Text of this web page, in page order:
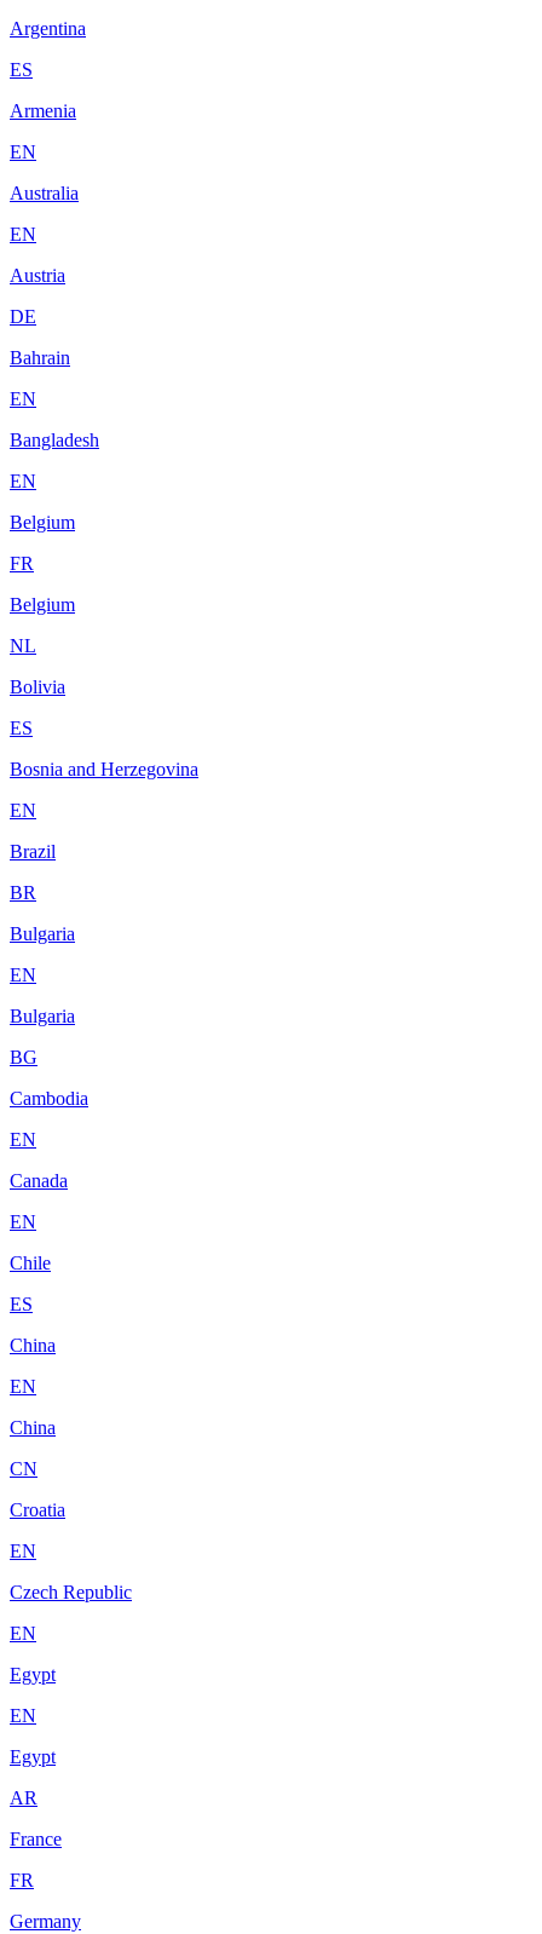
Argentina
ES
Armenia
EN
Australia
EN
Austria
DE
Bahrain
EN
Bangladesh
EN
Belgium
FR
Belgium
NL
Bolivia
ES
Bosnia and Herzegovina
EN
Brazil
BR
Bulgaria
EN
Bulgaria
BG
Cambodia
EN
Canada
EN
Chile
ES
China
EN
China
CN
Croatia
EN
Czech Republic
EN
Egypt
EN
Egypt
AR
France
FR
Germany